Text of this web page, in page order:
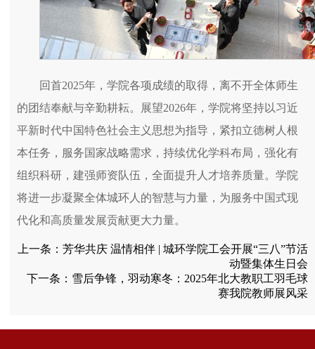
回首2025年，学院各项成绩的取得，离不开全体师生
的团结奉献与辛勤耕耘。展望2026年，学院将坚持以习近
平新时代中国特色社会主义思想为指导，紧扣立德树人根
本任务，服务国家战略需求，持续优化学科布局，强化有
组织科研，建强师资队伍，全面提升人才培养质量。学院
将进一步凝聚全体城环人的智慧与力量，为服务中国式现
代化和高质量发展贡献更大力量。
上一条： 芳华共庆 温情相伴 | 城环学院工会开展“三八”节活
动暨集体生日会
下一条： 雪后争锋，羽动寒冬：2025年北大教职工羽毛球
赛我院教师展风采